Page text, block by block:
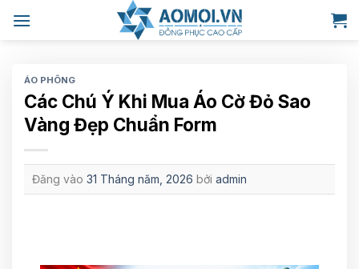
qua
ÁO PHÔNG
Các Chú Ý Khi Mua Áo Cờ Đỏ Sao
Vàng Đẹp Chuẩn Form
Đăng vào 31 Tháng năm, 2026 bởi admin